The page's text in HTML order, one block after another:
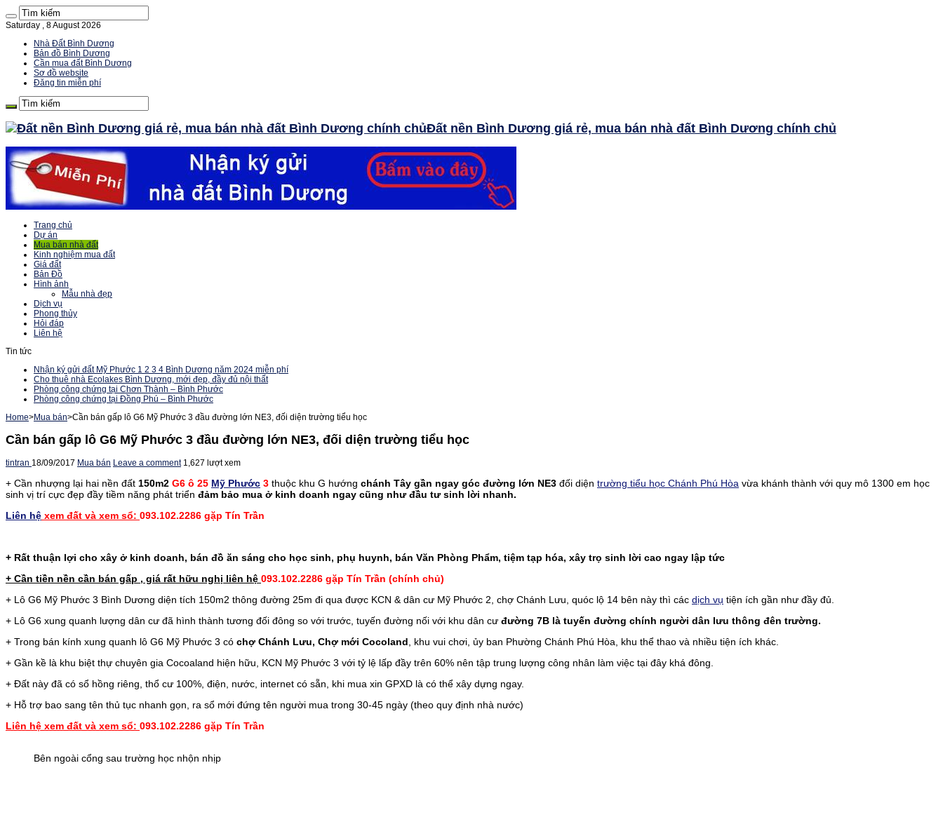
Saturday , 8 August 2026
Nhà Đất Bình Dương
Bản đồ Bình Dương
Cần mua đất Bình Dương
Sơ đồ website
Đăng tin miễn phí
Đất nền Bình Dương giá rẻ, mua bán nhà đất Bình Dương chính chủ
Trang chủ
Dự án
Mua bán nhà đất
Kinh nghiệm mua đất
Giá đất
Bản Đồ
Hình ảnh
Mẫu nhà đẹp
Dịch vụ
Phong thủy
Hỏi đáp
Liên hệ
Tin tức
Nhận ký gửi đất Mỹ Phước 1 2 3 4 Bình Dương năm 2024 miễn phí
Cho thuê nhà Ecolakes Bình Dương, mới đẹp, đầy đủ nội thất
Phòng công chứng tại Chơn Thành – Bình Phước
Phòng công chứng tại Đồng Phú – Bình Phước
Home>Mua bán>Cần bán gấp lô G6 Mỹ Phước 3 đầu đường lớn NE3, đối diện trường tiểu học
Cần bán gấp lô G6 Mỹ Phước 3 đầu đường lớn NE3, đối diện trường tiểu học
tintran 18/09/2017 Mua bán Leave a comment 1,627 lượt xem
+ Cần nhượng lại hai nền đất 150m2 G6 ô 25 Mỹ Phước 3 thuộc khu G hướng chánh Tây gần ngay góc đường lớn NE3 đối diện trường tiểu học Chánh Phú Hòa vừa khánh thành với quy mô 1300 em học
sinh vị trí cực đẹp đầy tiềm năng phát triển đảm bảo mua ở kinh doanh ngay cũng như đầu tư sinh lời nhanh.
Liên hệ xem đất và xem sổ: 093.102.2286 gặp Tín Trần
+ Rất thuận lợi cho xây ở kinh doanh, bán đồ ăn sáng cho học sinh, phụ huynh, bán Văn Phòng Phẩm, tiệm tạp hóa, xây trọ sinh lời cao ngay lập tức
+ Cần tiền nền cần bán gấp , giá rất hữu nghị liên hệ 093.102.2286 gặp Tín Trần (chính chủ)
+ Lô G6 Mỹ Phước 3 Bình Dương diện tích 150m2 thông đường 25m đi qua được KCN & dân cư Mỹ Phước 2, chợ Chánh Lưu, quóc lộ 14 bên này thì các dịch vụ tiện ích gần như đầy đủ.
+ Lô G6 xung quanh lượng dân cư đã hình thành tương đối đông so với trước, tuyến đường nối với khu dân cư đường 7B là tuyến đường chính người dân lưu thông đên trường.
+ Trong bán kính xung quanh lô G6 Mỹ Phước 3 có chợ Chánh Lưu, Chợ mới Cocoland , khu vui chơi, ủy ban Phường Chánh Phú Hòa, khu thể thao và nhiều tiện ích khác.
+ Gần kề là khu biệt thự chuyên gia Cocoaland hiện hữu, KCN Mỹ Phước 3 với tỷ lệ lấp đầy trên 60% nên tập trung lượng công nhân làm việc tại đây khá đông.
+ Đất này đã có sổ hồng riêng, thổ cư 100%, điện, nước, internet có sẵn, khi mua xin GPXD là có thể xây dựng ngay.
+ Hỗ trợ bao sang tên thủ tục nhanh gọn, ra sổ mới đứng tên người mua trong 30-45 ngày (theo quy định nhà nước)
Liên hệ xem đất và xem sổ: 093.102.2286 gặp Tín Trần
Bên ngoài cổng sau trường học nhộn nhịp